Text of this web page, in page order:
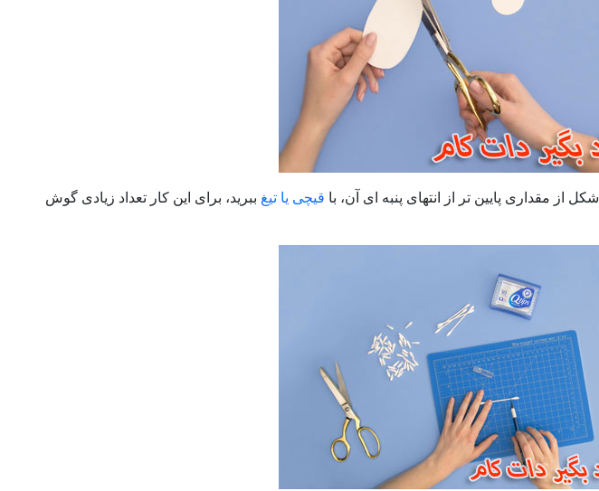
مقداری پایین تر از انتهای پنبه ای آن، با قیچی یا تیغ ببرید، برای این کار تعداد زیادی گوش